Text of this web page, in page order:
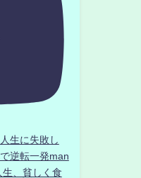
生に失敗し
逆転一発man
、貧しく食